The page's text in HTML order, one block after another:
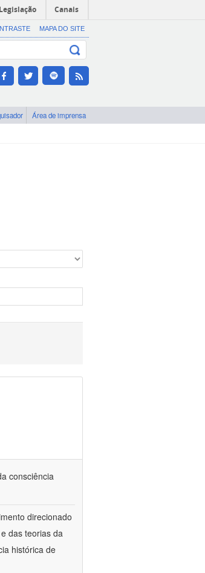
Legislação Canais
MAPA DO SITE
Área de imprensa
consciência
direcionado
das teorias da
histórica de